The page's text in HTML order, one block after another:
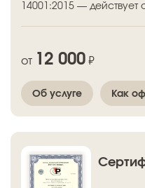
14001:2015 — действует
от 12 000 ₽
Об услуге Как